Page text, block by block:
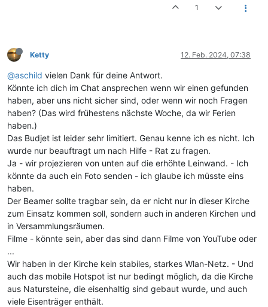
1
Ketty 12. Feb. 2024, 07:38
@aschild vielen Dank für deine Antwort.
Könnte ich dich im Chat ansprechen wenn wir einen gefunden
haben, aber uns nicht sicher sind, oder wenn wir noch Fragen
haben? (Das wird frühestens nächste Woche, da wir Ferien
haben.)
Das Budjet ist leider sehr limitiert. Genau kenne ich es nicht. Ich
wurde nur beauftragt um nach Hilfe - Rat zu fragen.
Ja - wir projezieren von unten auf die erhöhte Leinwand. - Ich
könnte da auch ein Foto senden - ich glaube ich müsste eins
haben.
Der Beamer sollte tragbar sein, da er nicht nur in dieser Kirche
zum Einsatz kommen soll, sondern auch in anderen Kirchen und
in Versammlungsräumen.
Filme - könnte sein, aber das sind dann Filme von YouTube oder
...
Wir haben in der Kirche kein stabiles, starkes Wlan-Netz. - Und
auch das mobile Hotspot ist nur bedingt möglich, da die Kirche
aus Natursteine, die eisenhaltig sind gebaut wurde, und auch
viele Eisenträger enthält.